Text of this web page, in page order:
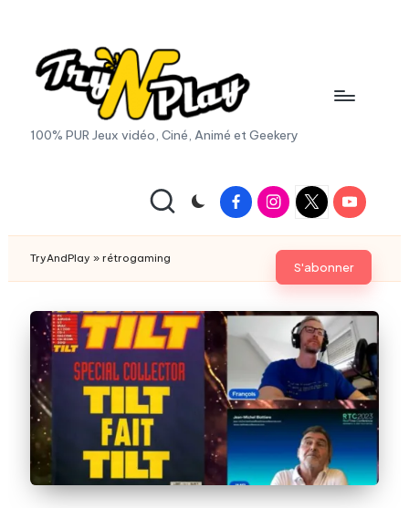
content
T
A
n
P
la
y.
c
o
m
100% PUR Jeux vidéo, Ciné, Animé et Geekery
FacebookInstagram
X
|
Twitter
Youtube
S'abonner
TryAndPlay » rétrogaming